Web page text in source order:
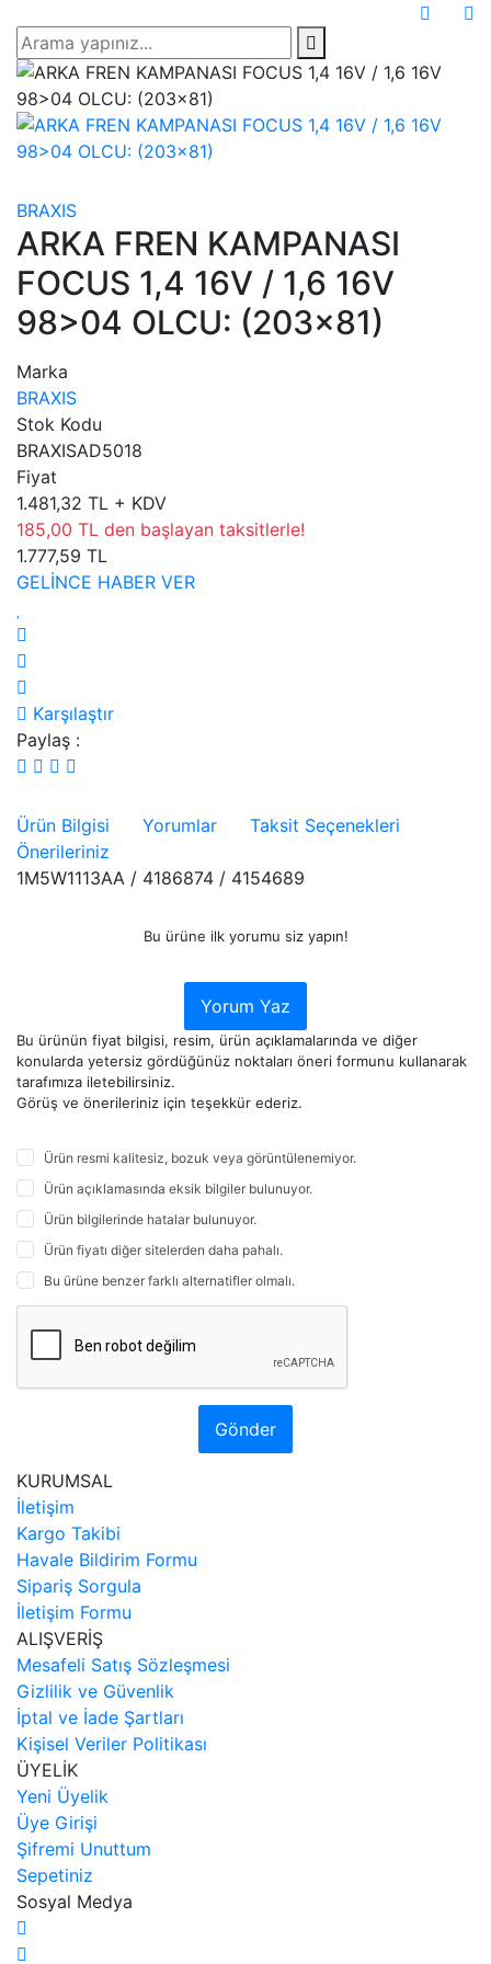
BRAXIS
ARKA FREN KAMPANASI
FOCUS 1,4 16V / 1,6 16V
98>04 OLCU: (203×81)
Marka
BRAXIS
Stok Kodu
BRAXISAD5018
Fiyat
1.481,32 TL + KDV
185,00 TL den başlayan taksitlerle!
1.777,59 TL
GELİNCE HABER VER
Karşılaştır
Paylaş :
Ürün Bilgisi Yorumlar
Taksit Seçenekleri
Önerileriniz
1M5W1113AA / 4186874 / 4154689
Bu ürüne ilk yorumu siz yapın!
Yorum Yaz
Bu ürünün fiyat bilgisi, resim, ürün açıklamalarında ve diğer
konularda yetersiz gördüğünüz noktaları öneri formunu kullanarak
tarafımıza iletebilirsiniz.
Görüş ve önerileriniz için teşekkür ederiz.
Ürün resmi kalitesiz, bozuk veya görüntülenemiyor.
Ürün açıklamasında eksik bilgiler bulunuyor.
Ürün bilgilerinde hatalar bulunuyor.
Ürün fiyatı diğer sitelerden daha pahalı.
Bu ürüne benzer farklı alternatifler olmalı.
Gönder
KURUMSAL
İletişim
Kargo Takibi
Havale Bildirim Formu
Sipariş Sorgula
İletişim Formu
ALIŞVERİŞ
Mesafeli Satış Sözleşmesi
Gizlilik ve Güvenlik
İptal ve İade Şartları
Kişisel Veriler Politikası
ÜYELİK
Yeni Üyelik
Üye Girişi
Şifremi Unuttum
Sepetiniz
Sosyal Medya